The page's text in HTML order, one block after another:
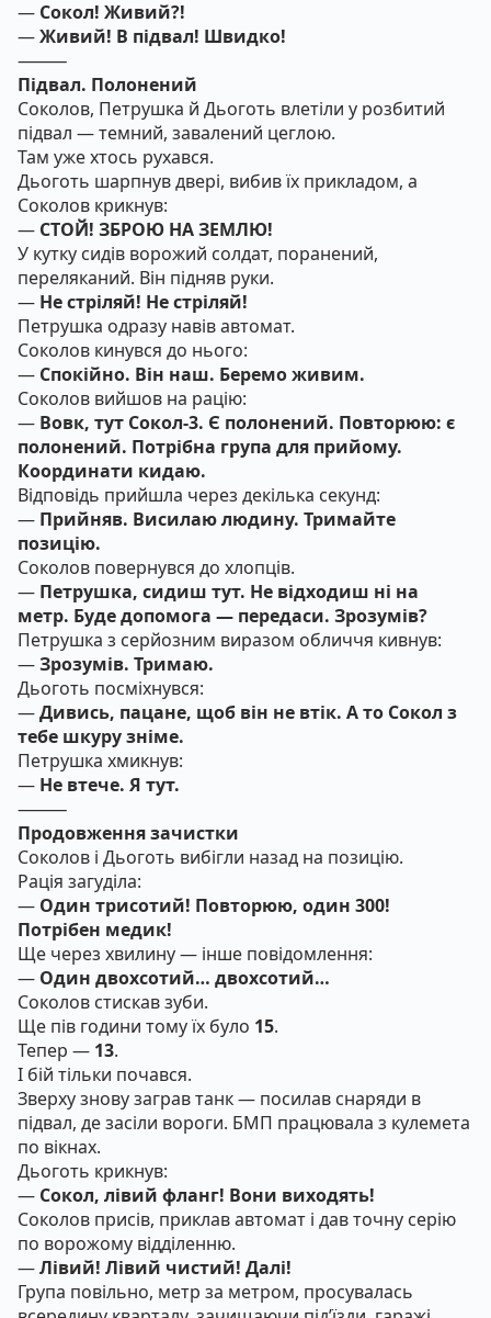
— Сокол! Живий?!
—Живий! В підвал! Швидко!
⸻
Підвал. Полонений
Соколов, Петрушка й Дьоготь влетіли у розбитий
підвал — темний, завалений цеглою.
Там уже хтось рухався.
Дьоготь шарпнув двері, вибив їх прикладом, а
Соколов крикнув:
— СТОЙ! ЗБРОЮ НА ЗЕМЛЮ!
У кутку сидів ворожий солдат, поранений,
переляканий. Він підняв руки.
— Не стріляй! Не стріляй!
Петрушка одразу навів автомат.
Соколов кинувся до нього:
— Спокійно. Він наш. Беремо живим.
Соколов вийшов на рацію:
— Вовк, тут Сокол-3. Є полонений. Повторюю: є
полонений. Потрібна група для прийому.
Координати кидаю.
Відповідь прийшла через декілька секунд:
— Прийняв. Висилаю людину. Тримайте
позицію.
Соколов повернувся до хлопців.
— Петрушка, сидиш тут. Не відходиш ні на
метр. Буде допомога — передаси. Зрозумів?
Петрушка з серйозним виразом обличчя кивнув:
—Зрозумів. Тримаю.
Дьоготь посміхнувся:
—Дивись, пацане, щоб він не втік. А то Сокол з
тебе шкуру зніме.
Петрушка хмикнув:
— Не втече. Я тут.
⸻
Продовження зачистки
Соколов і Дьоготь вибігли назад на позицію.
Рація загуділа:
— Один трисотий! Повторюю, один 300!
Потрібен медик!
Ще через хвилину — інше повідомлення:
— Один двохсотий… двохсотий…
Соколов стискав зуби.
Ще пів години тому їх було 15.
Тепер — 13.
І бій тільки почався.
Зверху знову заграв танк — посилав снаряди в
підвал, де засіли вороги. БМП працювала з кулемета
по вікнах.
Дьоготь крикнув:
— Сокол, лівий фланг! Вони виходять!
Соколов присів, приклав автомат і дав точну серію
по ворожому відділенню.
—Лівий! Лівий чистий! Далі!
Група повільно, метр за метром, просувалась